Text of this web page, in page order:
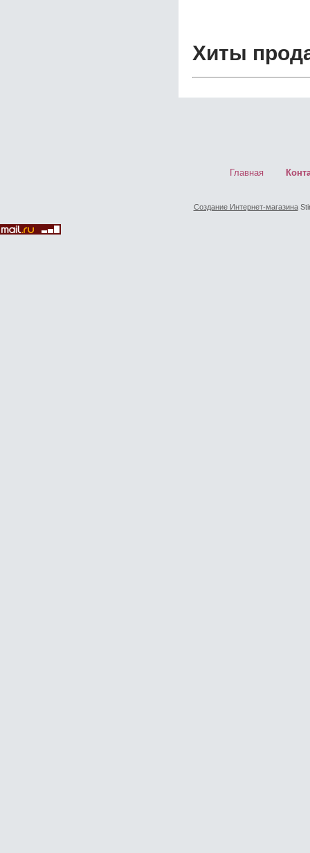
Хиты
Главная
Создание Интернет-магазина